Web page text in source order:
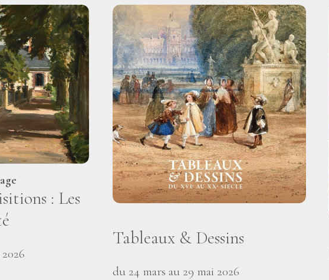
: Les
Tableaux & Dessins
du 24 mars au 29 mai 2026